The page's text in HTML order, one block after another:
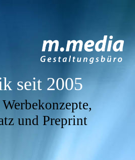
seit 2005
und Preprint